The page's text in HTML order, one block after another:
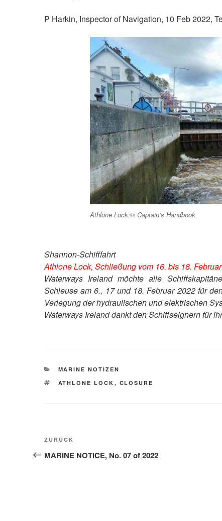
P Harkin, Inspector of Navigation, 10 Feb 2022,
Athlone Lock;© Captain’s Handbook
Shannon-Schifffahrt
Athlone Lock, Schließung vom 16. bis 18.
Waterways Ireland möchte alle
Schleuse am 6., 17 und 18. Februar 2022 für
Verlegung der hydraulischen und elektrischen
Waterways Ireland dankt den Schiffseignern für
KATEGORIEN
MARINE NOTIZEN
SCHLAGWÖRTER
ATHLONE LOCK , CLOSURE
Beitragsnavigation
Vorheriger
Beitrag
ZURÜCK
MARINE NOTICE, No. 07 of 2022